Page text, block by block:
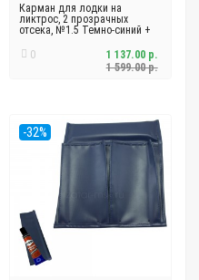
Карман для лодки на
ликтрос, 2 прозрачных
отсека, №1.5 Темно-синий +
0
1 599.00 р.
1 137.00 р.
-32%